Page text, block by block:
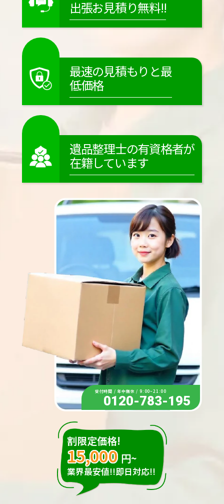
出張お見積り無料!!
最速の見積もりと最
低価格
遺品整理士の有資格者が
在籍しています
受付時間 / 年中無休 / 9:00~21:00
0120-783-195
割限定価格!
15,000 円~
業界最安値!!即日対応!!